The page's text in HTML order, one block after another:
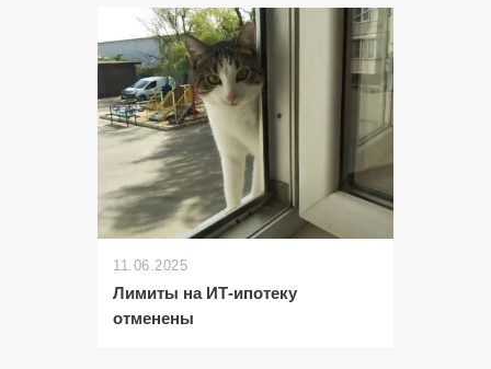
11.06.2025
Лимиты на ИТ-ипотеку
отменены